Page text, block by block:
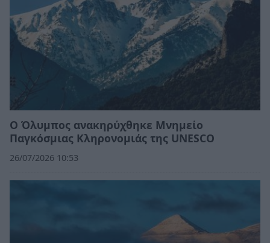
Ο Όλυμπος ανακηρύχθηκε Μνημείο
Παγκόσμιας Κληρονομιάς της UNESCO
26/07/2026 10:53